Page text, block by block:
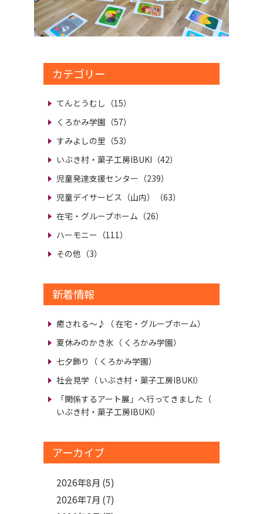
カテゴリー
てんとうむし（15）
くろかみ学園（57）
すみよしの里（53）
いぶき村・菓子工房IBUKI（42）
児童発達支援センター（239）
児童デイサービス（山内）（63）
在宅・グループホーム（26）
ハーモニー（111）
その他（3）
新着情報
癒される～♪
（ 在宅・グループホーム）
夏休みのかき氷 （ くろかみ学園）
七夕飾り
（ くろかみ学園）
社会見学 （ いぶき村・菓子工房IBUKI）
「関係するアート展」へ行ってきました （
いぶき村・菓子工房IBUKI）
アーカイブ
2026年8月 (5)
2026年7月 (7)